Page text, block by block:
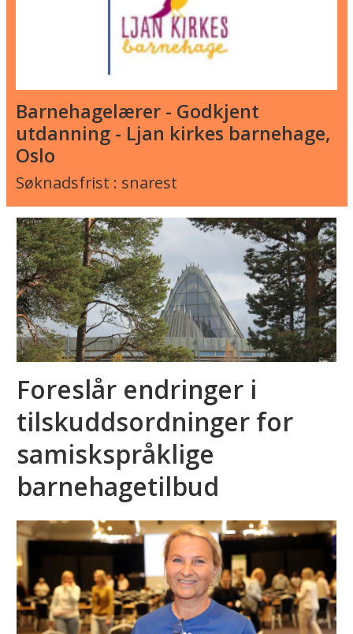
Barnehagelærer - Godkjent
utdanning - Ljan kirkes barnehage,
Oslo
Søknadsfrist : snarest
Foreslår endringer i
tilskuddsordninger for
samiskspråklige
barnehagetilbud